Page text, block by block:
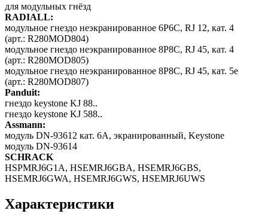
для модульных гнёзд
RADIALL:
модульное гнездо неэкранированное 6P6C, RJ 12, кат. 4
(арт.: R280MOD804)
модульное гнездо неэкранированное 8P8C, RJ 45, кат. 4
(арт.: R280MOD805)
модульное гнездо неэкранированное 8P8C, RJ 45, кат. 5e
(арт.: R280MOD807)
Panduit:
гнездо keystone KJ 88..
гнездо keystone KJ 588..
Assmann:
модуль DN-93612 кат. 6A, экранированный, Keystone
модуль DN-93614
SCHRACK
HSPMRJ6G1A, HSEMRJ6GBA, HSEMRJ6GBS,
HSEMRJ6GWA, HSEMRJ6GWS, HSEMRJ6UWS
Характеристики